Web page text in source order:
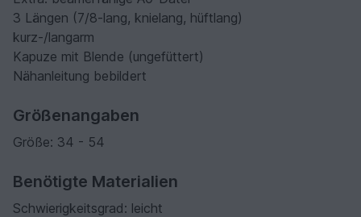
3 Längen (7/8-lang, knielang, hüftlang)
kurz-/langarm
Kapuze mit Blende (ungefüttert)
Nähanleitung bebildert
Größenangaben
Größe: 34 - 54
Benötigte Materialien
Schwierigkeitsgrad: leicht